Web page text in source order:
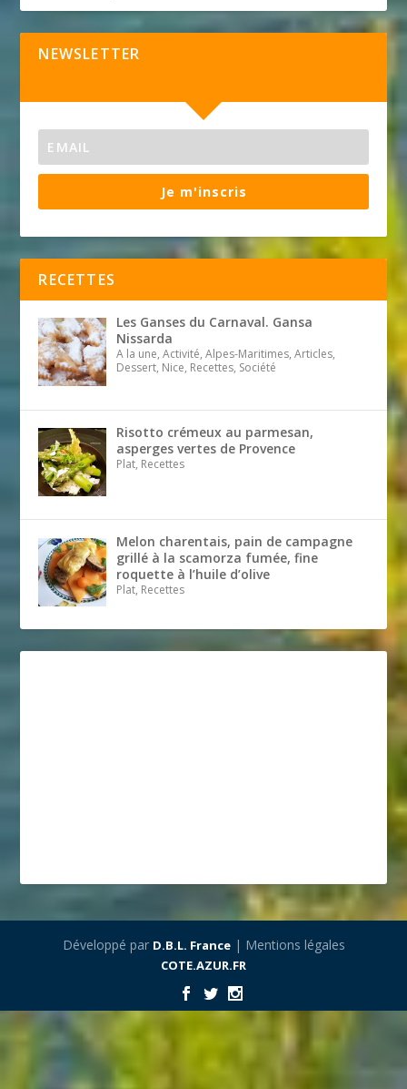
NEWSLETTER
Je m'inscris
RECETTES
Les Ganses du Carnaval. Gansa
Nissarda
A la une, Activité, Alpes-Maritimes, Articles,
Dessert, Nice, Recettes, Société
Risotto crémeux au parmesan,
asperges vertes de Provence
Plat, Recettes
Melon charentais, pain de campagne
grillé à la scamorza fumée, fine
roquette à l’huile d’olive
Plat, Recettes
Développé par D.B.L. France| Mentions légales
COTE.AZUR.FR